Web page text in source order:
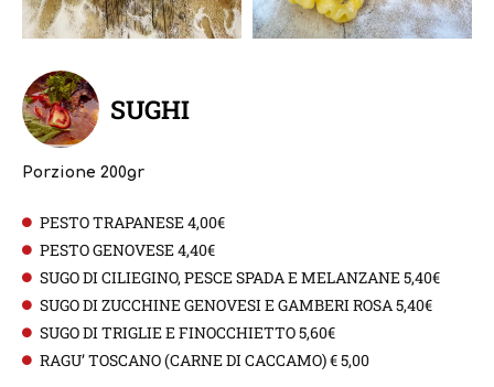
SUGHI
Porzione 200gr
PESTO TRAPANESE 4,00€
PESTO GENOVESE 4,40€
SUGO DI CILIEGINO, PESCE SPADA E MELANZANE 5,40€
SUGO DI ZUCCHINE GENOVESI E GAMBERI ROSA 5,40€
SUGO DI TRIGLIE E FINOCCHIETTO 5,60€
RAGU’ TOSCANO (CARNE DI CACCAMO) € 5,00